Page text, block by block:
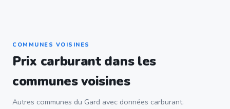
COMMUNES VOISINES
Prix carburant dans les
communes voisines
Autres communes du Gard avec données carburant.